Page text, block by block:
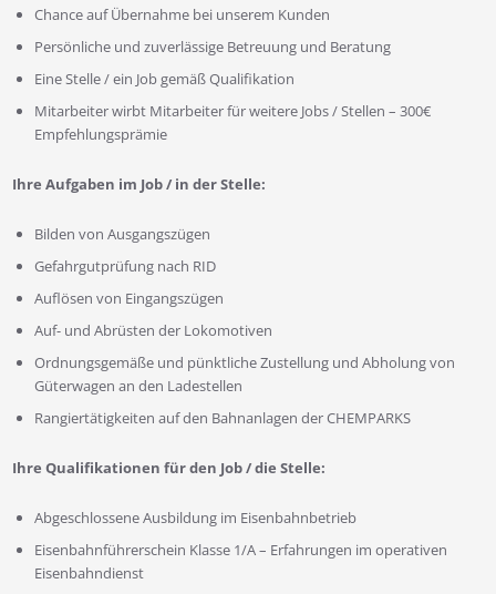
Chance auf Übernahme bei unserem Kunden
Persönliche und zuverlässige Betreuung und Beratung
Eine Stelle / ein Job gemäß Qualifikation
Mitarbeiter wirbt Mitarbeiter für weitere Jobs / Stellen – 300€
Empfehlungsprämie
Ihre Aufgaben im Job / in der Stelle:
Bilden von Ausgangszügen
Gefahrgutprüfung nach RID
Auflösen von Eingangszügen
Auf- und Abrüsten der Lokomotiven
Ordnungsgemäße und pünktliche Zustellung und Abholung von
Güterwagen an den Ladestellen
Rangiertätigkeiten auf den Bahnanlagen der CHEMPARKS
Ihre Qualifikationen für den Job / die Stelle:
Abgeschlossene Ausbildung im Eisenbahnbetrieb
Eisenbahnführerschein Klasse 1/A – Erfahrungen im operativen
Eisenbahndienst